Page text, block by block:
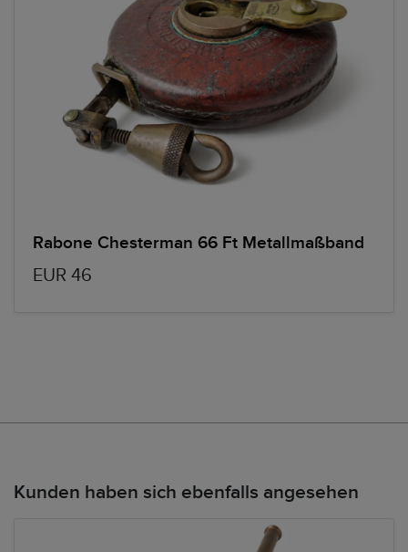
Rabone Chesterman 66 Ft Metallmaßband
EUR 46
Kunden haben sich ebenfalls angesehen